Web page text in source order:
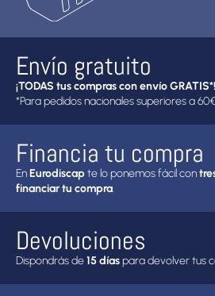
Envío gratuito
¡TODAS tus compras con envío GRATIS*!
*Para pedidos nacionales superiores a
Financia tu compra
EnEurodiscapte lo ponemos fácil con
financiar tu compra.
Devoluciones
Dispondrás de15 díaspara devolver tus